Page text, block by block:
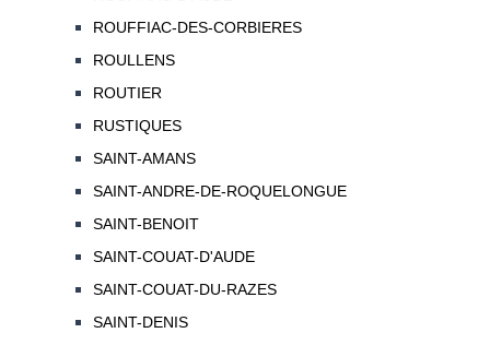
ROUFFIAC-DES-CORBIERES
ROULLENS
ROUTIER
RUSTIQUES
SAINT-AMANS
SAINT-ANDRE-DE-ROQUELONGUE
SAINT-BENOIT
SAINT-COUAT-D'AUDE
SAINT-COUAT-DU-RAZES
SAINT-DENIS